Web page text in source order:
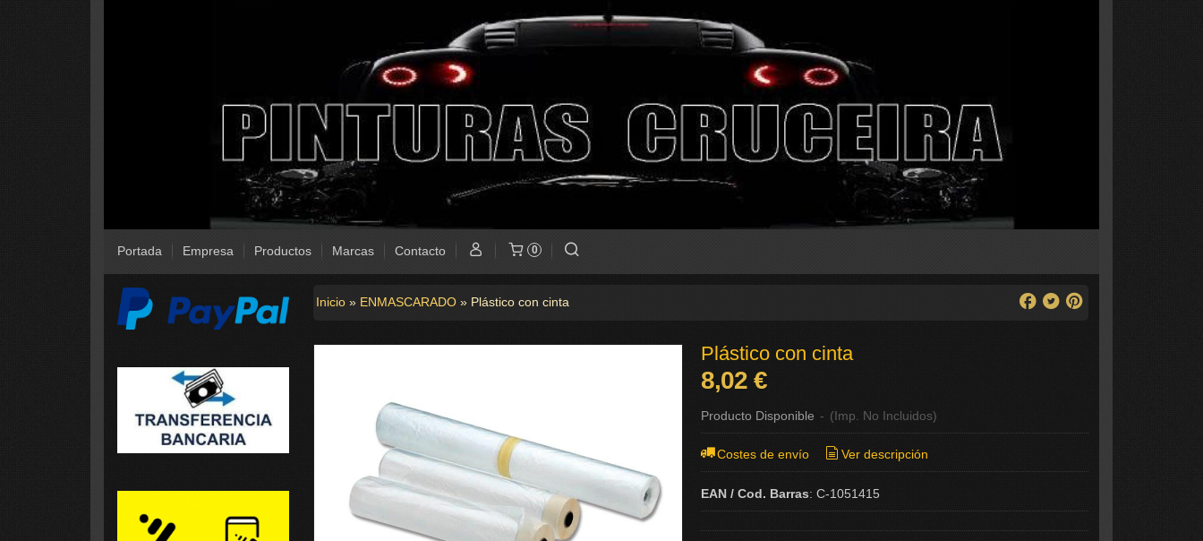
Portada Empresa Productos Marcas Contacto 0
Inicio» ENMASCARADO» Plástico con cinta
Plástico con cinta
8,02 €
Producto Disponible - (Imp. No Incluidos)
Costes de envío Ver descripción
EAN / Cod. Barras: C-1051415